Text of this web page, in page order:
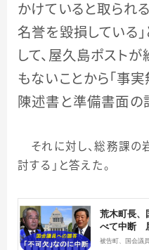
かけていると取られ
名誉を毀損している
して、屋久島ポスト
もないことから「事実
陳述書と準備書面の
それに対し、総務課の
討する」と答えた。